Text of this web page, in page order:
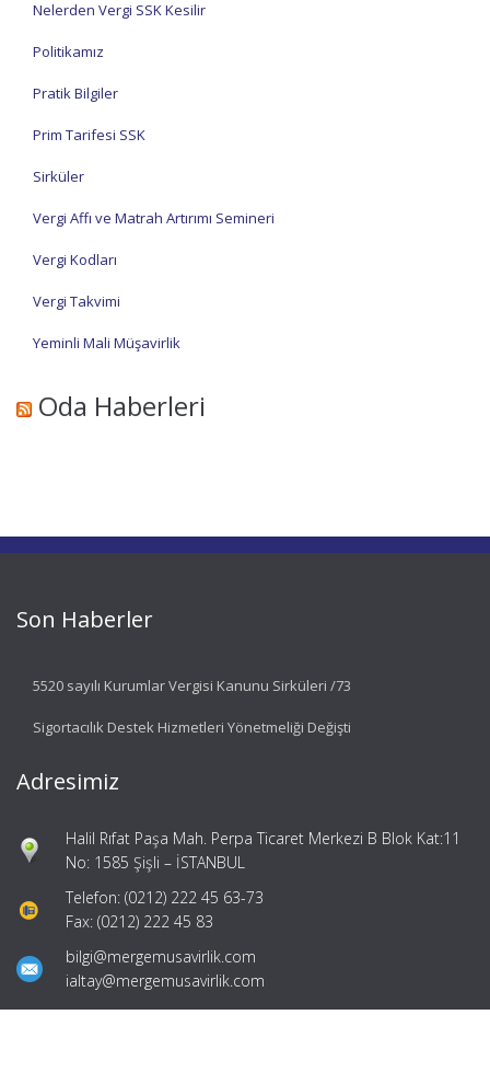
Nelerden Vergi SSK Kesilir
Politikamız
Pratik Bilgiler
Prim Tarifesi SSK
Sirküler
Vergi Affı ve Matrah Artırımı Semineri
Vergi Kodları
Vergi Takvimi
Yeminli Mali Müşavirlik
Oda Haberleri
Son Haberler
5520 sayılı Kurumlar Vergisi Kanunu Sirküleri /73
Sigortacılık Destek Hizmetleri Yönetmeliği Değişti
Adresimiz
Halil Rıfat Paşa Mah. Perpa Ticaret Merkezi B Blok Kat:11
No: 1585 Şişli – İSTANBUL
Telefon: (0212) 222 45 63-73
Fax: (0212) 222 45 83
bilgi@mergemusavirlik.com
ialtay@mergemusavirlik.com